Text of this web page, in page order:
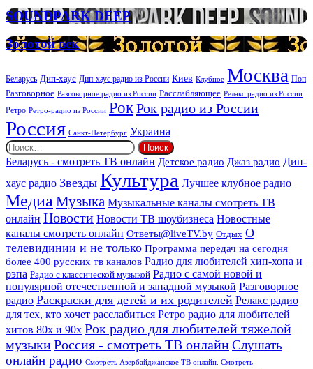
организации
ритуальных
SOUNDPARK
DEEP
SOUNDPARK DEEP
Золотой
век
Золотой век
Беларусь Дип-хаус Дип-хаус радио из России Киев Клубное Москва Поп
Разговорное Разговорное радио из России Расслабляющее Релакс радио из России
Ретро Ретро-радио из России РокРок радио из России
Россия Санкт-Петербург Украина
Найти:
Беларусь - смотреть ТВ онлайн Детское радио Джаз радио Дип-
хаус радио Звезды Культура Лучшее клубное радио
Медиа Музыка Музыкальные каналы смотреть ТВ
онлайн Новости Новости ТВ шоубизнеса Новостные
каналы смотреть онлайн Ответы@liveTV.by Отдых О
телевидинии и не только Программа передач на сегодня
более 400 русских тв каналов Радио для любителей хип-хопа и
рэпа Радио с классической музыкой Радио с самой новой и
популярной отечественной и западной музыкой Разговорное
радио Раскраски для детей и их родителей Релакс радио
для тех, кто хочет расслабиться Ретро радио для любителей
хитов 80х и 90х Рок радио для любителей тяжелой
музыкиРоссия - смотреть ТВ онлайнСлушать
онлайн радио Смотреть Азербайджанское ТВ онлайн. Смотреть